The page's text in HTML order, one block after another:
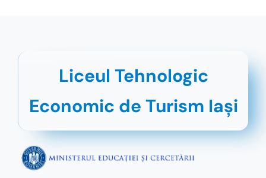
Liceul Tehnologic
Economic de Turism Iaşi